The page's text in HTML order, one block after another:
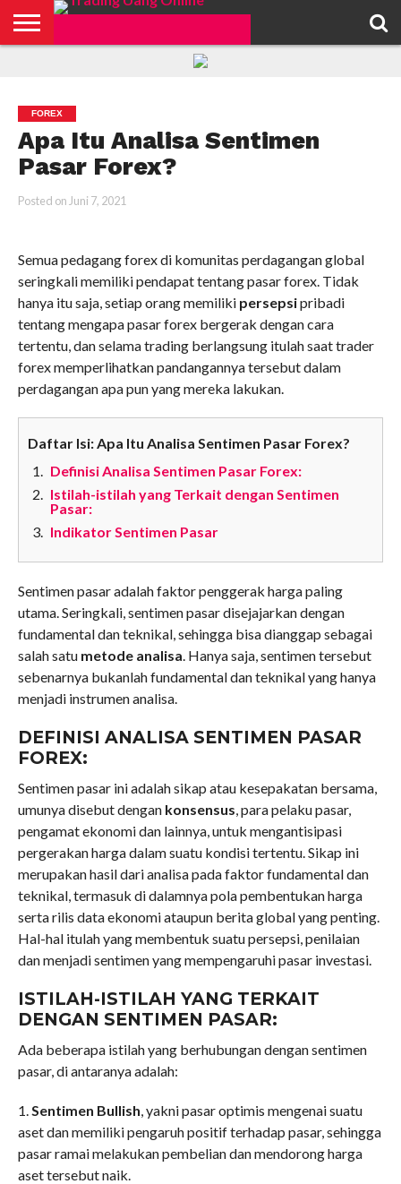
FOREX
Apa Itu Analisa Sentimen
Pasar Forex?
Posted on Juni 7, 2021
Semua pedagang forex di komunitas perdagangan global
seringkali memiliki pendapat tentang pasar forex. Tidak
hanya itu saja, setiap orang memiliki persepsipribadi
tentang mengapa pasar forex bergerak dengan cara
tertentu, dan selama trading berlangsung itulah saat trader
forex memperlihatkan pandangannya tersebut dalam
perdagangan apa pun yang mereka lakukan.
Daftar Isi: Apa Itu Analisa Sentimen Pasar Forex?
Definisi Analisa Sentimen Pasar Forex:
Istilah-istilah yang Terkait dengan Sentimen
Pasar:
Indikator Sentimen Pasar
Sentimen pasar adalah faktor penggerak harga paling
utama. Seringkali, sentimen pasar disejajarkan dengan
fundamental dan teknikal, sehingga bisa dianggap sebagai
salah satu metode analisa. Hanya saja, sentimen tersebut
sebenarnya bukanlah fundamental dan teknikal yang hanya
menjadi instrumen analisa.
DEFINISI ANALISA SENTIMEN PASAR
FOREX:
Sentimen pasar ini adalah sikap atau kesepakatan bersama,
umunya disebut dengan konsensus, para pelaku pasar,
pengamat ekonomi dan lainnya, untuk mengantisipasi
pergerakan harga dalam suatu kondisi tertentu. Sikap ini
merupakan hasil dari analisa pada faktor fundamental dan
teknikal, termasuk di dalamnya pola pembentukan harga
serta rilis data ekonomi ataupun berita global yang penting.
Hal-hal itulah yang membentuk suatu persepsi, penilaian
dan menjadi sentimen yang mempengaruhi pasar investasi.
ISTILAH-ISTILAH YANG TERKAIT
DENGAN SENTIMEN PASAR:
Ada beberapa istilah yang berhubungan dengan sentimen
pasar, di antaranya adalah:
1.Sentimen Bullish, yakni pasar optimis mengenai suatu
aset dan memiliki pengaruh positif terhadap pasar, sehingga
pasar ramai melakukan pembelian dan mendorong harga
aset tersebut naik.